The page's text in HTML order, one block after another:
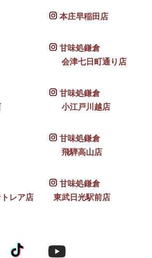
本庄早稲田店
甘味処鎌倉
会津七日町通り店
甘味処鎌倉
小江戸川越店
甘味処鎌倉
飛騨高山店
レア店
甘味処鎌倉
東武日光駅前店